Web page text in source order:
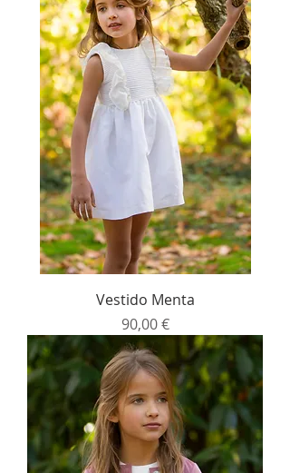
Vestido Menta
Precio
90,00 €